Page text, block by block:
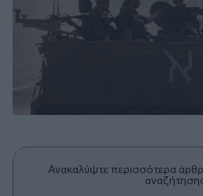
Ανακαλύψτε περισσότερα